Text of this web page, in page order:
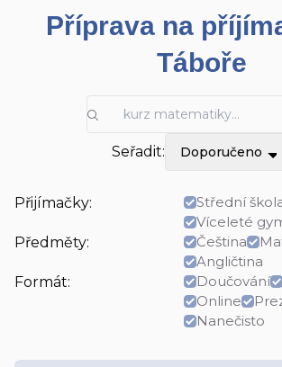
Příprava na
Táboře
Seřadit: Doporučeno
Přijímačky:
Střední
Víceleté
Předměty:
Čeština
Angličtina
Formát:
Doučování
Online
Nanečisto